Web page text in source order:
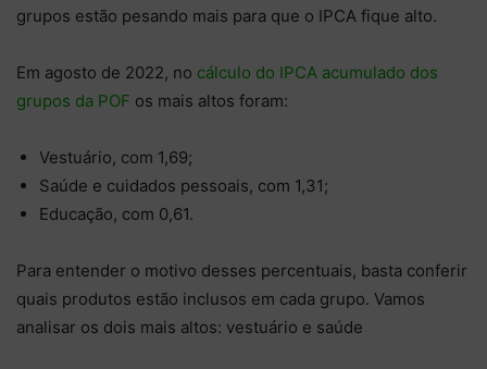
grupos estão pesando mais para que o IPCA fique alto.
Em agosto de 2022, no cálculo do IPCA acumulado dos
grupos da POF os mais altos foram:
Vestuário, com 1,69;
Saúde e cuidados pessoais, com 1,31;
Educação, com 0,61.
Para entender o motivo desses percentuais, basta conferir
quais produtos estão inclusos em cada grupo. Vamos
analisar os dois mais altos: vestuário e saúde